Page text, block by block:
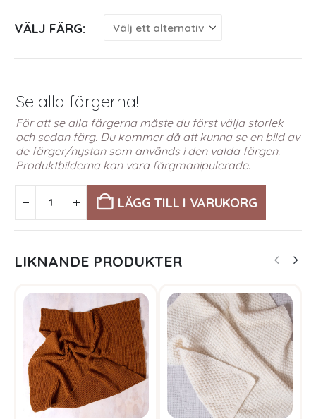
VÄLJ FÄRG
Se alla färgerna!
För att se alla färgerna måste du först välja storlek
och sedan färg. Du kommer då att kunna se en bild av
de färger/nystan som används i den valda färgen.
Produktbilderna kan vara färgmanipulerade.
LÄGG TILL I VARUKORG
LIKNANDE PRODUKTER